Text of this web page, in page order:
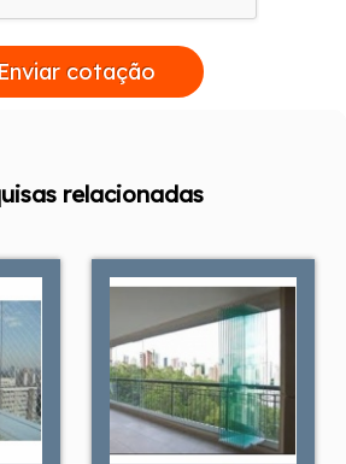
cotação
relacionadas